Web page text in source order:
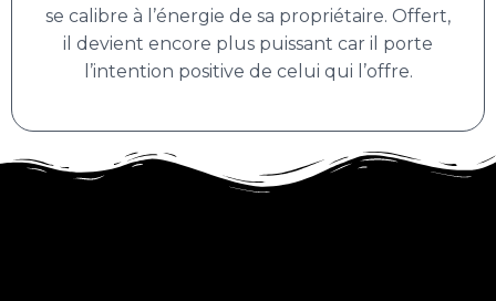
se calibre à l’énergie de sa propriétaire. Offert,
il devient encore plus puissant car il porte
l’intention positive de celui qui l’offre.